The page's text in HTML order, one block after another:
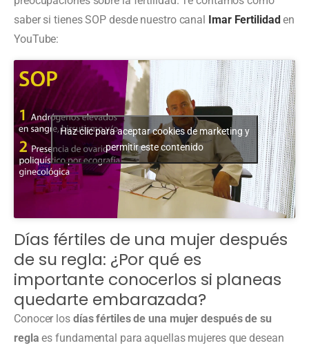
saber si tienes SOP desde nuestro canal Imar Fertilidaden
YouTube:
Haz clic para aceptar cookies de marketing y
permitir este contenido
Días fértiles de una mujer después
de su regla: ¿Por qué es
importante conocerlos si planeas
quedarte embarazada?
Conocer los días fértiles de una mujer después de su
regla es fundamental para aquellas mujeres que desean